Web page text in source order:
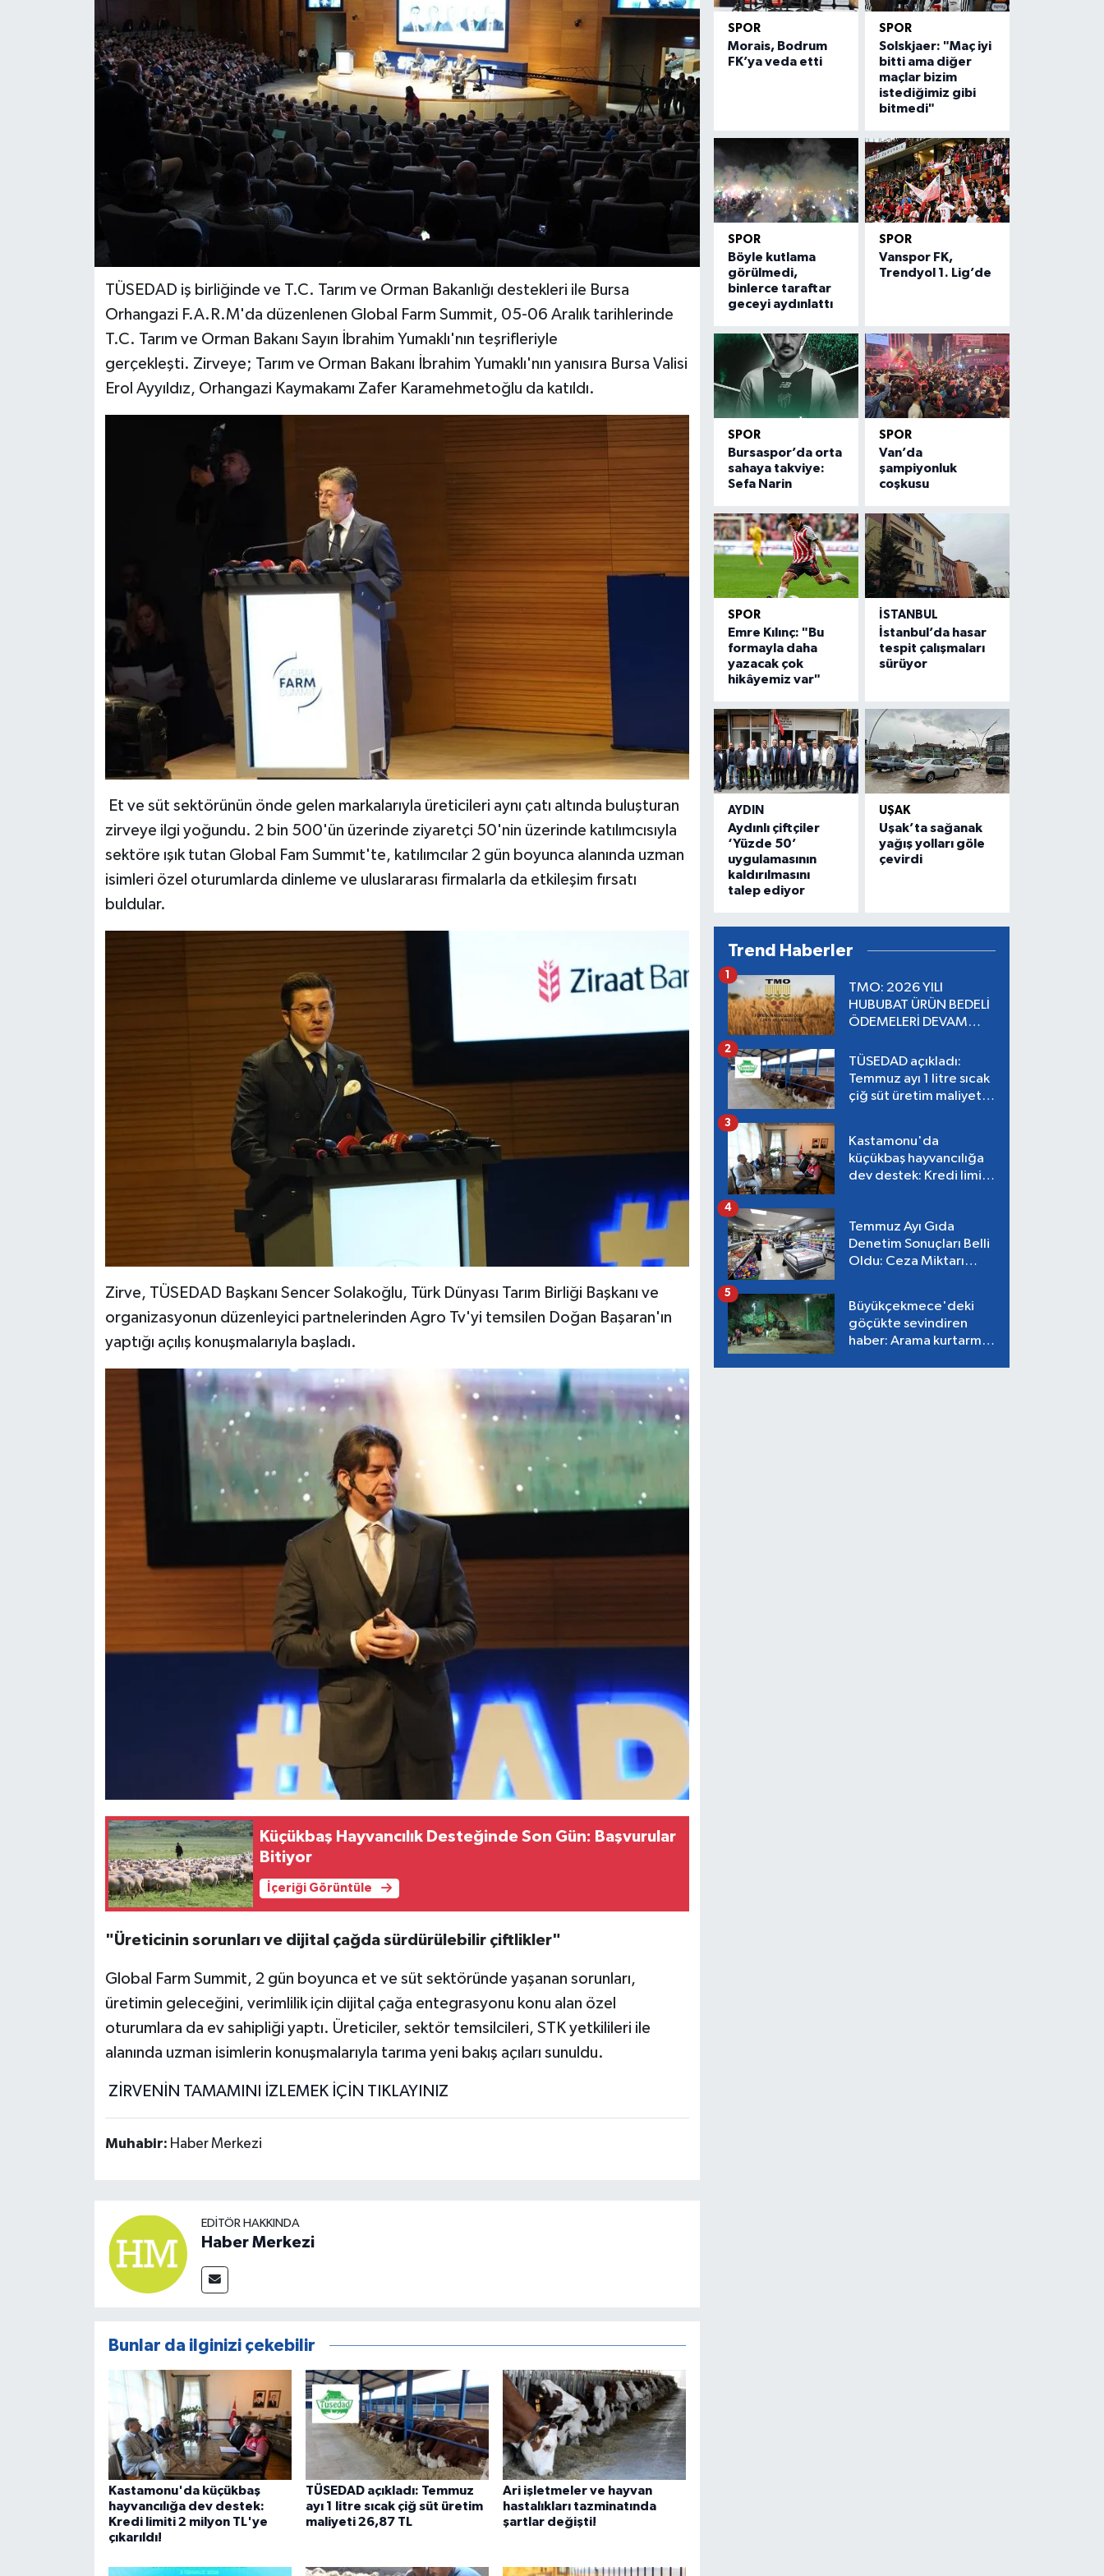
TÜSEDAD iş birliğinde ve T.C. Tarım ve Orman Bakanlığı destekleri ile Bursa
Orhangazi F.A.R.M'da düzenlenen Global Farm Summit, 05-06 Aralık tarihlerinde
T.C. Tarım ve Orman Bakanı Sayın İbrahim Yumaklı'nın teşrifleriyle
gerçekleşti. Zirveye; Tarım ve Orman Bakanı İbrahim Yumaklı'nın yanısıra Bursa Valisi
Erol Ayyıldız, Orhangazi Kaymakamı Zafer Karamehmetoğlu da katıldı.
Et ve süt sektörünün önde gelen markalarıyla üreticileri aynı çatı altında buluşturan
zirveye ilgi yoğundu. 2 bin 500'ün üzerinde ziyaretçi 50'nin üzerinde katılımcısıyla
sektöre ışık tutan Global Fam Summıt'te, katılımcılar 2 gün boyunca alanında uzman
isimleri özel oturumlarda dinleme ve uluslararası firmalarla da etkileşim fırsatı
buldular.
Zirve, TÜSEDAD Başkanı Sencer Solakoğlu, Türk Dünyası Tarım Birliği Başkanı ve
organizasyonun düzenleyici partnelerinden Agro Tv'yi temsilen Doğan Başaran'ın
yaptığı açılış konuşmalarıyla başladı.
Küçükbaş Hayvancılık Desteğinde Son Gün: Başvurular
Bitiyor
İçeriği Görüntüle
"Üreticinin sorunları ve dijital çağda sürdürülebilir çiftlikler"
Global Farm Summit, 2 gün boyunca et ve süt sektöründe yaşanan sorunları,
üretimin geleceğini, verimlilik için dijital çağa entegrasyonu konu alan özel
oturumlara da ev sahipliği yaptı. Üreticiler, sektör temsilcileri, STK yetkilileri ile
alanında uzman isimlerin konuşmalarıyla tarıma yeni bakış açıları sunuldu.
ZİRVENİN TAMAMINI İZLEMEK İÇİN TIKLAYINIZ
Muhabir: Haber Merkezi
EDITÖR HAKKINDA
Haber Merkezi
Bunlar da ilginizi çekebilir
Kastamonu'da küçükbaş
hayvancılığa dev destek:
Kredi limiti 2 milyon TL'ye
çıkarıldı!
TÜSEDAD açıkladı: Temmuz
ayı 1 litre sıcak çiğ süt üretim
maliyeti 26,87 TL
Ari işletmeler ve hayvan
hastalıkları tazminatında
şartlar değişti!
SPOR
Morais, Bodrum
FK’ya veda etti
SPOR
Solskjaer: "Maç iyi
bitti ama diğer
maçlar bizim
istediğimiz gibi
bitmedi"
SPOR
Böyle kutlama
görülmedi,
binlerce taraftar
geceyi aydınlattı
SPOR
Vanspor FK,
Trendyol 1. Lig’de
SPOR
Bursaspor’da orta
sahaya takviye:
Sefa Narin
SPOR
Van’da
şampiyonluk
coşkusu
SPOR
Emre Kılınç: "Bu
formayla daha
yazacak çok
hikâyemiz var"
İSTANBUL
İstanbul’da hasar
tespit çalışmaları
sürüyor
AYDIN
Aydınlı çiftçiler
‘Yüzde 50’
uygulamasının
kaldırılmasını
talep ediyor
UŞAK
Uşak’ta sağanak
yağış yolları göle
çevirdi
Trend Haberler
TMO: 2026 YILI
HUBUBAT ÜRÜN BEDELİ
ÖDEMELERİ DEVAM
1
TÜSEDAD açıkladı:
Temmuz ayı 1 litre sıcak
çiğ süt üretim maliyeti
2
Kastamonu'da
küçükbaş hayvancılığa
dev destek: Kredi limiti
3
Temmuz Ayı Gıda
Denetim Sonuçları Belli
Oldu: Ceza Miktarı
4
Büyükçekmece'deki
göçükte sevindiren
haber: Arama kurtarma
5